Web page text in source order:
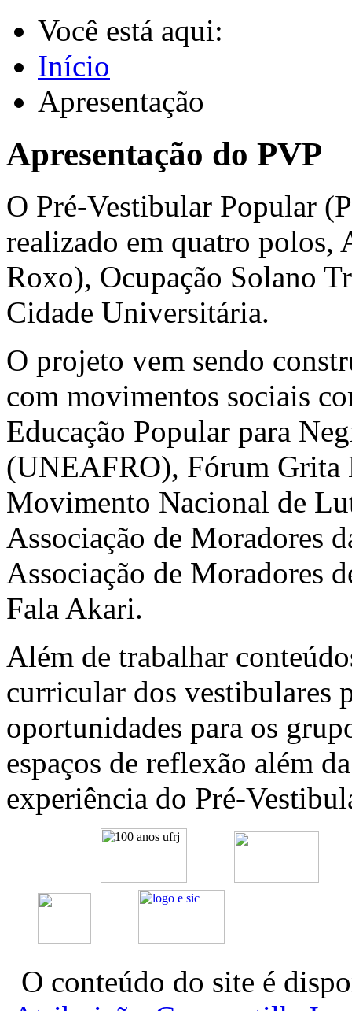
Você está aqui:
Início
Apresentação
Apresentação do PVP
O Pré-Vestibular Popular
realizado em quatro
Roxo), Ocupação Solano
Cidade Universitária.
O projeto vem sendo
com movimentos sociais
Educação Popular para
(UNEAFRO), Fórum Grita
Movimento Nacional de
Associação de Moradores
Associação de Moradores
Fala Akari.
Além de trabalhar
curricular dos vestibulares
oportunidades para os
espaços de reflexão além
experiência do Pré-
O conteúdo do site é